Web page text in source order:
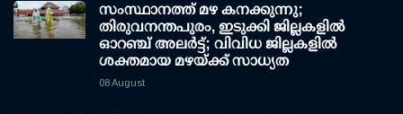
സംസ്ഥാനത്ത് മഴ കനക്കുന്നു;
തിരുവനന്തപുരം, ഇടുക്കി ജില്ലകളിൽ
ഓറഞ്ച് അലർട്ട്; വിവിധ ജില്ലകളിൽ
ശക്തമായ മഴയ്ക്ക് സാധ്യത
08 August